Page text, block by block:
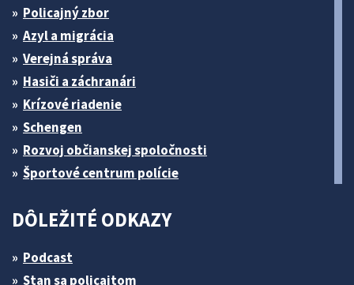
Policajný zbor
Azyl a migrácia
Verejná správa
Hasiči a záchranári
Krízové riadenie
Schengen
Rozvoj občianskej spoločnosti
Športové centrum polície
DÔLEŽITÉ ODKAZY
Podcast
Stan sa policajtom